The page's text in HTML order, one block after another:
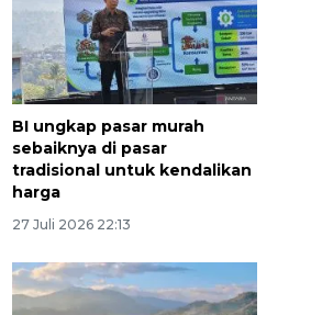
BI ungkap pasar murah
sebaiknya di pasar
tradisional untuk kendalikan
harga
27 Juli 2026 22:13